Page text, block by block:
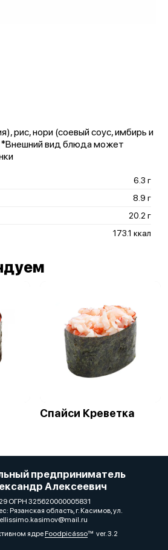
рис, нори (соевый соус, имбирь и
*Внешний вид блюда может
6.3 г
8.9 г
20.2 г
173.1 ккал
Спайси Креветка
предприниматель
Алексеевич
ОГРН 325620000005831
Рязанская область, г. Касимов, ул.
ядреFoodpicássover. 3.2